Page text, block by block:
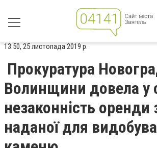
13:50, 25 листопада 2019 р.
Прокуратура
Волинщини довела у
незаконність оренди
наданої для